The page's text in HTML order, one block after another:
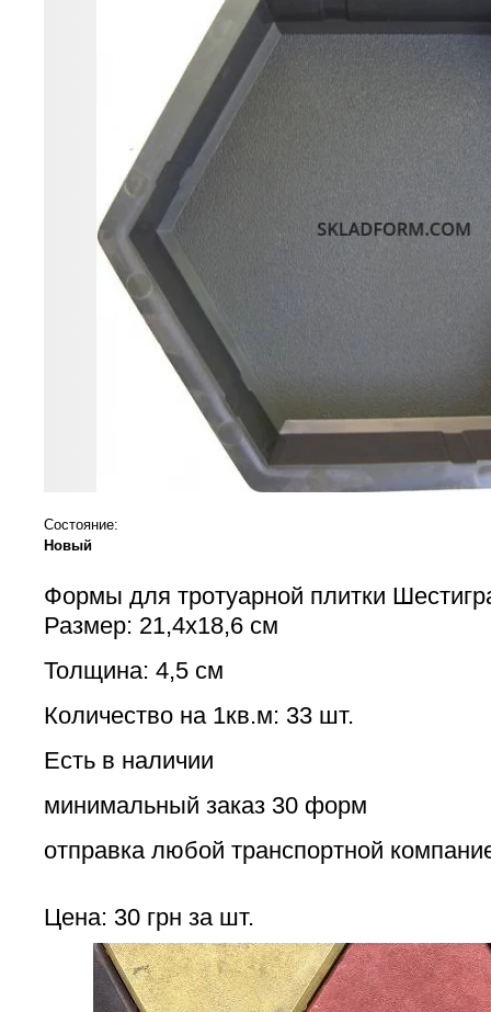
Состояние:
Новый
Формы для тротуарной плитки
Размер: 21,4х18,6 см
Толщина: 4,5 см
Количество на 1кв.м: 33 шт.
Есть в наличии
минимальный заказ 30 форм
отправка любой транспортной
Цена: 30 грн за шт.